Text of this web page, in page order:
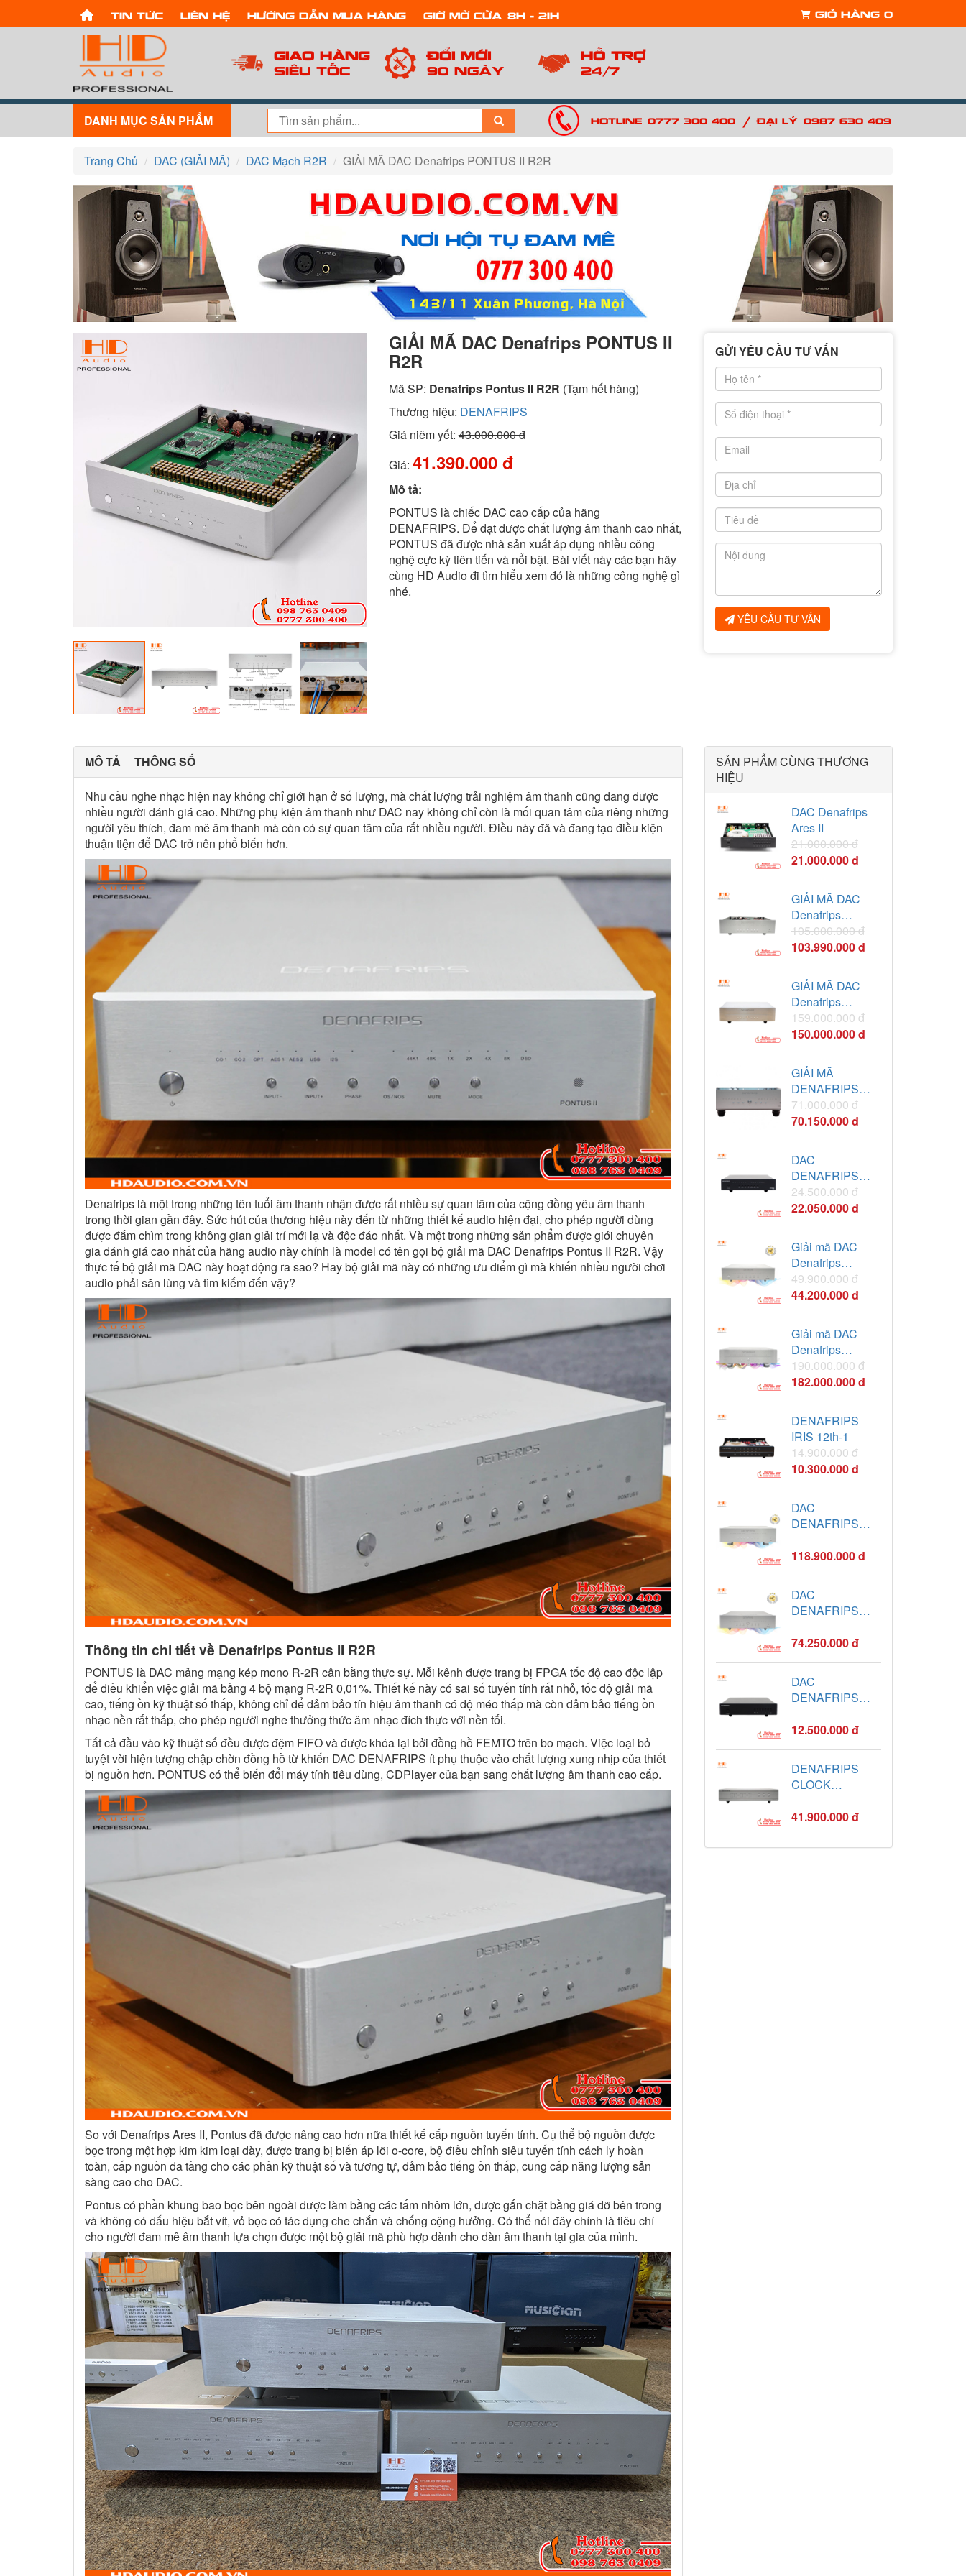
Tin tức Liên hệ Hướng dẫn mua hàng Giờ mở cửa: 8h - 21h Giỏ hàng 0
Giao hàng
Siêu tốc
Đổi mới
90 ngày
Hỗ trợ
24/7
DANH MỤC SẢN PHẨM Hotline: 0777 300 400 / Đại lý: 0987 630 409
Trang Chủ DAC (GIẢI MÃ) DAC Mạch R2R GIẢI MÃ DAC Denafrips PONTUS II R2R
GIẢI MÃ DAC Denafrips PONTUS II
R2R
Mã SP: Denafrips Pontus II R2R (Tạm hết hàng)
Thương hiệu: DENAFRIPS
Giá niêm yết:43.000.000 đ
Giá: 41.390.000 đ
Mô tả:
PONTUS là chiếc DAC cao cấp của hãng
DENAFRIPS. Để đạt được chất lượng âm thanh cao nhất,
PONTUS đã được nhà sản xuất áp dụng nhiều công
nghệ cực kỳ tiên tiến và nổi bật. Bài viết này các bạn hãy
cùng HD Audio đi tìm hiểu xem đó là những công nghệ gì
nhé.
GỬI YÊU CẦU TƯ VẤN
YÊU CẦU TƯ VẤN
MÔ TẢ THÔNG SỐ
Nhu cầu nghe nhạc hiện nay không chỉ giới hạn ở số lượng, mà chất lượng trải nghiệm âm thanh cũng đang được
nhiều người đánh giá cao. Những phụ kiện âm thanh như DAC nay không chỉ còn là mối quan tâm của riêng những
người yêu thích, đam mê âm thanh mà còn có sự quan tâm của rất nhiều người. Điều này đã và đang tạo điều kiện
thuận tiện để DAC trở nên phổ biến hơn.
Denafrips là một trong những tên tuổi âm thanh nhận được rất nhiều sự quan tâm của cộng đồng yêu âm thanh
trong thời gian gần đây. Sức hút của thương hiệu này đến từ những thiết kế audio hiện đại, cho phép người dùng
được đắm chìm trong không gian giải trí mới lạ và độc đáo nhất. Và một trong những sản phẩm được giới chuyên
gia đánh giá cao nhất của hãng audio này chính là model có tên gọi bộ giải mã DAC Denafrips Pontus II R2R. Vậy
thực tế bộ giải mã DAC này hoạt động ra sao? Hay bộ giải mã này có những ưu điểm gì mà khiến nhiều người chơi
audio phải săn lùng và tìm kiếm đến vậy?
Thông tin chi tiết về Denafrips Pontus II R2R
PONTUS là DAC mảng mạng kép mono R-2R cân bằng thực sự. Mỗi kênh được trang bị FPGA tốc độ cao độc lập
để điều khiển việc giải mã bằng 4 bộ mạng R-2R 0,01%. Thiết kế này có sai số tuyến tính rất nhỏ, tốc độ giải mã
cao, tiếng ồn kỹ thuật số thấp, không chỉ để đảm bảo tín hiệu âm thanh có độ méo thấp mà còn đảm bảo tiếng ồn
nhạc nền rất thấp, cho phép người nghe thưởng thức âm nhạc đích thực với nền tối.
Tất cả đầu vào kỹ thuật số đều được đệm FIFO và được khóa lại bởi đồng hồ FEMTO trên bo mạch. Việc loại bỏ
tuyệt vời hiện tượng chập chờn đồng hồ từ khiến DAC DENAFRIPS ít phụ thuộc vào chất lượng xung nhịp của thiết
bị nguồn hơn. PONTUS có thể biến đổi máy tính tiêu dùng, CDPlayer của bạn sang chất lượng âm thanh cao cấp.
So với Denafrips Ares II, Pontus đã được nâng cao hơn nữa thiết kế cấp nguồn tuyến tính. Cụ thể bộ nguồn được
bọc trong một hợp kim kim loại dày, được trang bị biến áp lõi o-core, bộ điều chỉnh siêu tuyến tính cách ly hoàn
toàn, cấp nguồn đa tầng cho các phần kỹ thuật số và tương tự, đảm bảo tiếng ồn thấp, cung cấp năng lượng sẵn
sàng cao cho DAC.
Pontus có phần khung bao bọc bên ngoài được làm bằng các tấm nhôm lớn, được gắn chặt bằng giá đỡ bên trong
và không có dấu hiệu bắt vít, vỏ bọc có tác dụng che chắn và chống cộng hưởng. Có thể nói đây chính là tiêu chí
cho người đam mê âm thanh lựa chọn được một bộ giải mã phù hợp dành cho dàn âm thanh tại gia của mình.​
SẢN PHẨM CÙNG THƯƠNG
HIỆU
DAC Denafrips
Ares II
21.000.000 đ
21.000.000 đ
GIẢI MÃ DAC
Denafrips
TERMINATOR II
105.000.000 đ
103.990.000 đ
GIẢI MÃ DAC
Denafrips
TERMINATOR
PLUS
159.000.000 đ
150.000.000 đ
GIẢI MÃ
DENAFRIPS
VENUS II R2R
DAC
71.000.000 đ
70.150.000 đ
DAC
DENAFRIPS
ARES 12TH
R2R
24.500.000 đ
22.050.000 đ
Giải mã DAC
Denafrips
PONTUS II 12TH
R2R
49.900.000 đ
44.200.000 đ
Giải mã DAC
Denafrips
Terminator Plus
12th R-2R
190.000.000 đ
182.000.000 đ
DENAFRIPS
IRIS 12th-1
14.900.000 đ
10.300.000 đ
DAC
DENAFRIPS
R-2R
118.900.000 đ
DAC
DENAFRIPS
12TH
74.250.000 đ
DAC
DENAFRIPS
R2R
12.500.000 đ
DENAFRIPS
CLOCK
41.900.000 đ